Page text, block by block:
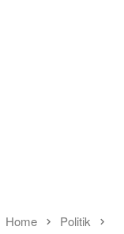
Home Politik